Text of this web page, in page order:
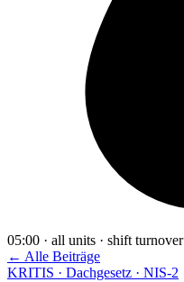
05:00 · all units · shift
← Alle Beiträge
KRITIS · Dachgesetz · NIS-2